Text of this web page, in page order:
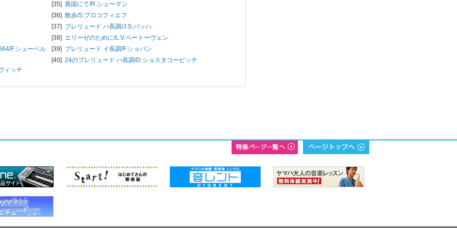
F.シューベル
ィッチ
[35] 異国にて/R.シューマン
[36] 散歩/S.プロコフィエフ
[37] プレリュード ハ長調/J.S.バッハ
[38] エリーゼのために/L.V.ベートーヴェン
[39] プレリュード イ長調/F.ショパン
[40] 24のプレリュード ハ長調/D.ショスタコービッチ